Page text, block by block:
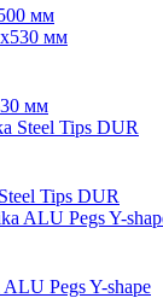
мм
мм
Tips DUR
Pegs Y-shape